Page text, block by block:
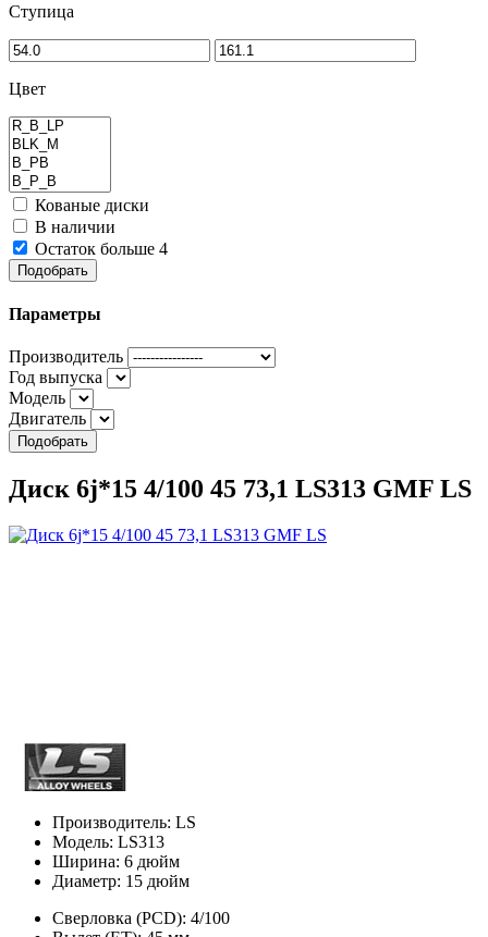
Ступица
Цвет
Кованые диски
В наличии
Остаток больше 4
Подобрать
Параметры
Производитель
Год выпуска
Модель
Двигатель
Подобрать
Диск 6j*15 4/100 45 73,1 LS313 GMF LS
Производитель: LS
Модель: LS313
Ширина: 6 дюйм
Диаметр: 15 дюйм
Сверловка (PCD): 4/100